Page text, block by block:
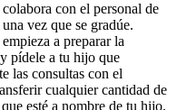
con el personal de
vez que se gradúe.
a preparar la
pídele a tu hijo que
las consultas con el
cualquier cantidad de
esté a nombre de tu hijo.